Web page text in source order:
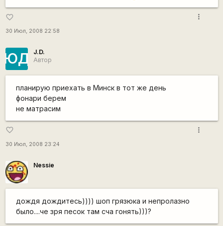
favorite_border
30 Июл, 2008 22:58
more_vert
ЮД
J.D.
Автор
планирую приехать в Минск в тот же день
фонари берем
не матрасим
favorite_border
30 Июл, 2008 23:24
more_vert
Nessie
дождя дождитесь)))) шоп грязюка и непролазно
было....че зря песок там сча гонять)))?